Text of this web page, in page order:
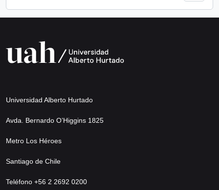
Universidad Alberto Hurtado
Avda. Bernardo O’Higgins 1825
Metro Los Héroes
Santiago de Chile
Teléfono +56 2 2692 0200